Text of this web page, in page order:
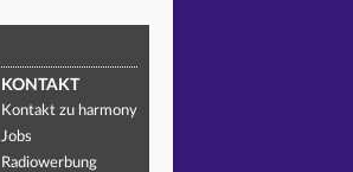
KONTAKT
Kontakt zu harmony
Jobs
Radiowerbung